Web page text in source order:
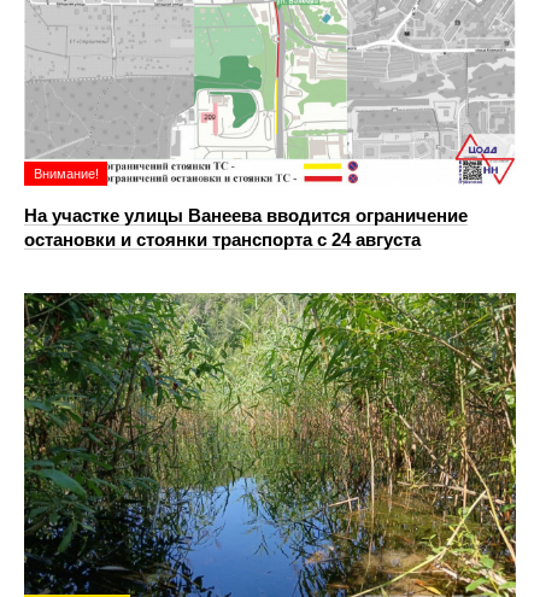
Внимание!
На участке улицы Ванеева вводится ограничение
остановки и стоянки транспорта с 24 августа